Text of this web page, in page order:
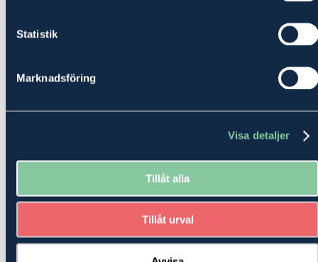
Statistik
Marknadsföring
Visa detaljer
Tillåt alla
Tillåt urval
Jurister i Höör med expertis inom allt
från affärsjuridik till familjerätt
Våra jurister i Höör hjälper alla som behöver juridisk rådgivning,
familjerätt som mer specialiserade frågor inom exempelvis mark-
och miljörätt, värdering och arrende. Eftersom förutsättningarna
stor vikt vid att anpassa vår rådgivning till just dina behov.
Så undviker du de vanligaste affärsjuridiska fällorna